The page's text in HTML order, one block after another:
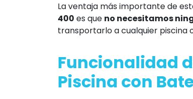
La ventaja más importante de
400 es que no necesitamos
transportarlo a cualquier piscina
Funcionalidad
Piscina con